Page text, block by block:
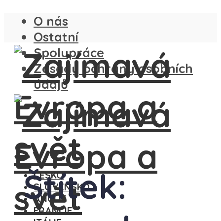
O nás
Ostatní
Spolupráce
Zásady ochrany osobních
údajů
ČESKO
SLOVENSKO
ANGLIE
FRANCIE
Štítek: